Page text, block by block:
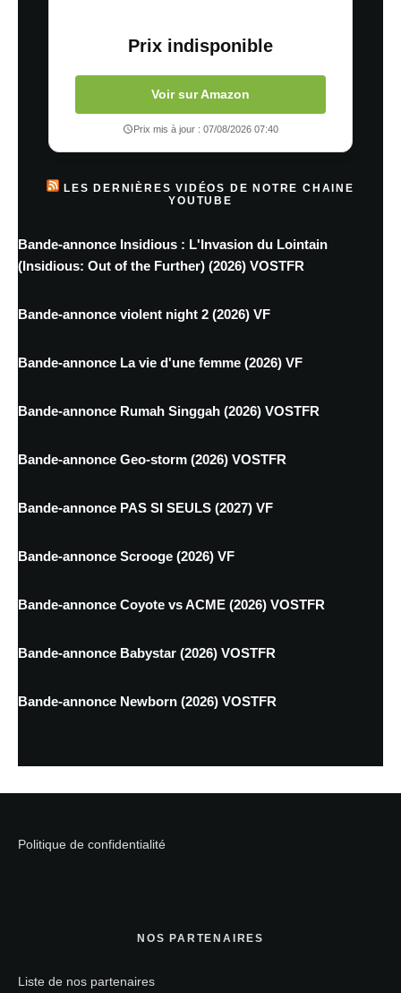
Prix indisponible
Voir sur Amazon
Prix mis à jour : 07/08/2026 07:40
LES DERNIÈRES VIDÉOS DE NOTRE CHAINE
YOUTUBE
Bande-annonce Insidious : L'Invasion du Lointain
(Insidious: Out of the Further) (2026) VOSTFR
Bande-annonce violent night 2 (2026) VF
Bande-annonce La vie d'une femme (2026) VF
Bande-annonce Rumah Singgah (2026) VOSTFR
Bande-annonce Geo-storm (2026) VOSTFR
Bande-annonce PAS SI SEULS (2027) VF
Bande-annonce Scrooge (2026) VF
Bande-annonce Coyote vs ACME (2026) VOSTFR
Bande-annonce Babystar (2026) VOSTFR
Bande-annonce Newborn (2026) VOSTFR
Politique de confidentialité
NOS PARTENAIRES
Liste de nos partenaires